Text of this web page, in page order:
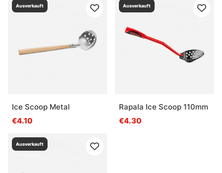
Ausverkauft
Ice Scoop Metal
€4.10
Ausverkauft
Rapala Ice Scoop 110mm
€4.30
Ausverkauft